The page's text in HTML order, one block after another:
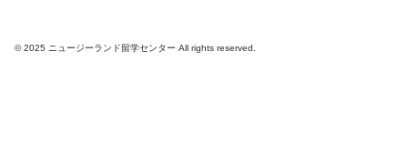
© 2025 ニュージーランド留学センター All rights reserved.